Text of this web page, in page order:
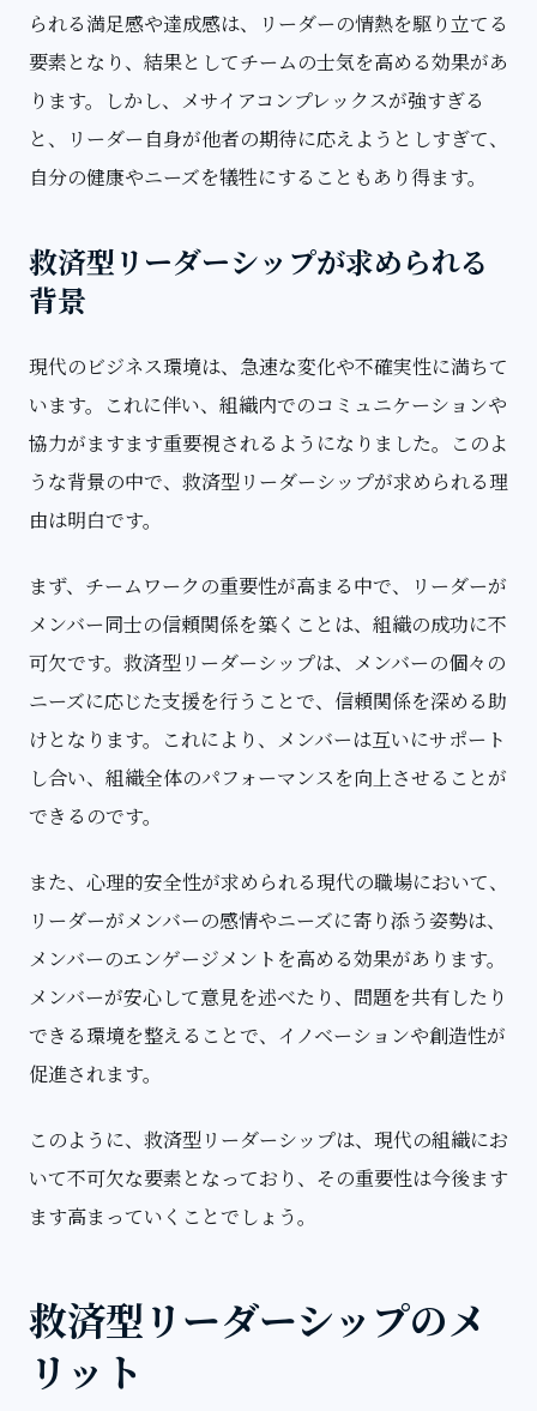
られる満足感や達成感は、リーダーの情熱を駆り立てる
要素となり、結果としてチームの士気を高める効果があ
ります。しかし、メサイアコンプレックスが強すぎる
と、リーダー自身が他者の期待に応えようとしすぎて、
自分の健康やニーズを犠牲にすることもあり得ます。
救済型リーダーシップが求められる
背景
現代のビジネス環境は、急速な変化や不確実性に満ちて
います。これに伴い、組織内でのコミュニケーションや
協力がますます重要視されるようになりました。このよ
うな背景の中で、救済型リーダーシップが求められる理
由は明白です。
まず、チームワークの重要性が高まる中で、リーダーが
メンバー同士の信頼関係を築くことは、組織の成功に不
可欠です。救済型リーダーシップは、メンバーの個々の
ニーズに応じた支援を行うことで、信頼関係を深める助
けとなります。これにより、メンバーは互いにサポート
し合い、組織全体のパフォーマンスを向上させることが
できるのです。
また、心理的安全性が求められる現代の職場において、
リーダーがメンバーの感情やニーズに寄り添う姿勢は、
メンバーのエンゲージメントを高める効果があります。
メンバーが安心して意見を述べたり、問題を共有したり
できる環境を整えることで、イノベーションや創造性が
促進されます。
このように、救済型リーダーシップは、現代の組織にお
いて不可欠な要素となっており、その重要性は今後ます
ます高まっていくことでしょう。
救済型リーダーシップのメ
リット